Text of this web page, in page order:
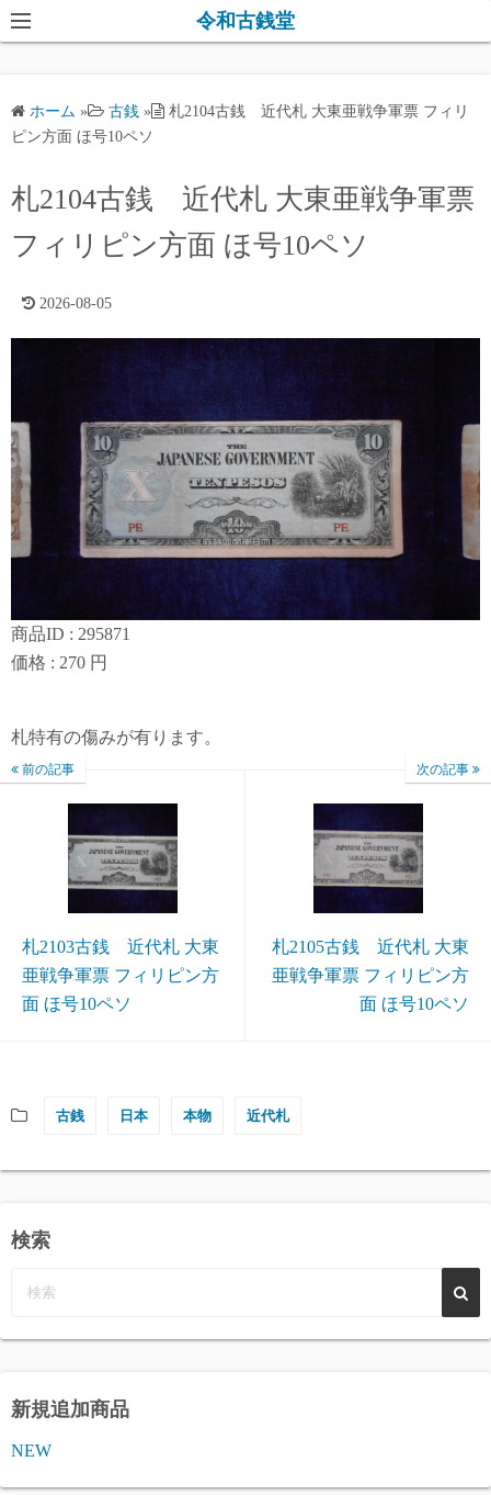
コ
ン
ツ
キ
ッ
令和古銭堂
ホーム » 古銭 »
札2104古銭 近代札 大東亜戦争軍票 フィリ
ピン方面 ほ号10ペソ
札2104古銭 近代札 大東亜戦争軍票
フィリピン方面 ほ号10ペソ
2026-08-05
商品ID : 295871
価格 : 270 円
札特有の傷みが有ります。
前の記事
札2103古銭 近代札 大東
亜戦争軍票 フィリピン方
面 ほ号10ペソ
次の記事
札2105古銭 近代札 大東
亜戦争軍票 フィリピン方
面 ほ号10ペソ
古銭 日本 本物 近代札
検索
新規追加商品
NEW